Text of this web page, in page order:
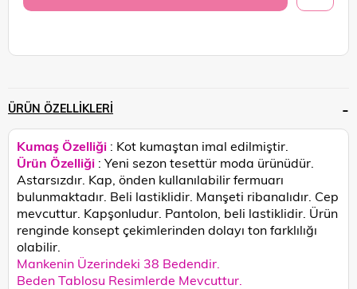
ÜRÜN ÖZELLIKLERI
Kumaş Özelliği : Kot kumaştan imal edilmiştir.
Ürün Özelliği : Yeni sezon tesettür moda ürünüdür.
Astarsızdır. Kap, önden kullanılabilir fermuarı
bulunmaktadır. Beli lastiklidir. Manşeti ribanalıdır. Cep
mevcuttur. Kapşonludur. Pantolon, beli lastiklidir. Ürün
renginde konsept çekimlerinden dolayı ton farklılığı
olabilir.
Mankenin Üzerindeki 38 Bedendir.
Beden Tablosu Resimlerde Mevcuttur.